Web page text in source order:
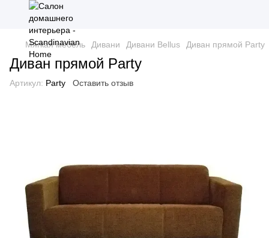
Мягкая мебель Дивани Дивани Bellus Диван прямой Party
Диван прямой Party
Артикул: Party Оставить отзыв